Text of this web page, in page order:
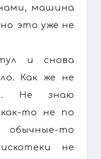
машина
это уже не
и снова
Как же не
Не знаю
то не по
то
не